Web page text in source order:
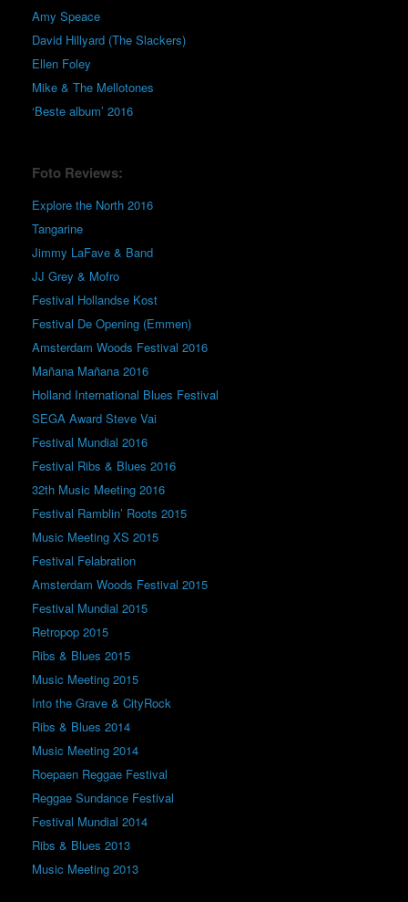
Amy Speace
David Hillyard (The Slackers)
Ellen Foley
Mike & The Mellotones
‘Beste album’ 2016
Foto Reviews:
Explore the North 2016
Tangarine
Jimmy LaFave & Band
JJ Grey & Mofro
Festival Hollandse Kost
Festival De Opening (Emmen)
Amsterdam Woods Festival 2016
Mañana Mañana 2016
Holland International Blues Festival
SEGA Award Steve Vai
Festival Mundial 2016
Festival Ribs & Blues 2016
32th Music Meeting 2016
Festival Ramblin’ Roots 2015
Music Meeting XS 2015
Festival Felabration
Amsterdam Woods Festival 2015
Festival Mundial 2015
Retropop 2015
Ribs & Blues 2015
Music Meeting 2015
Into the Grave & CityRock
Ribs & Blues 2014
Music Meeting 2014
Roepaen Reggae Festival
Reggae Sundance Festival
Festival Mundial 2014
Ribs & Blues 2013
Music Meeting 2013